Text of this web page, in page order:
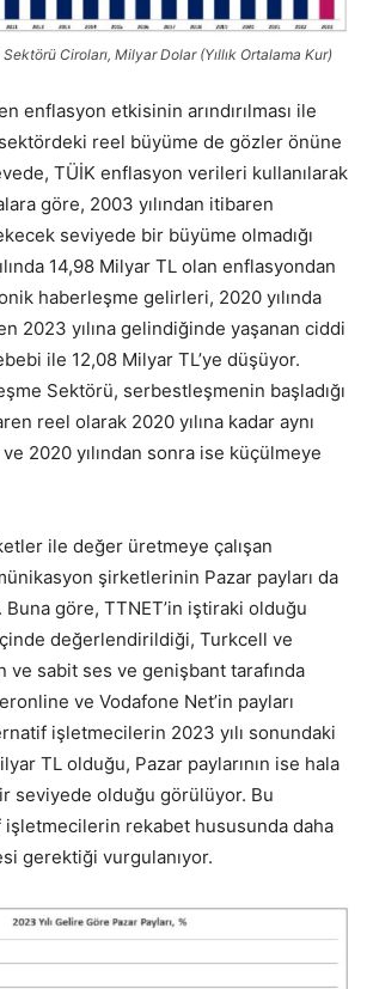
Ciroları, Milyar Dolar (Yıllık Ortalama Kur)
enflasyon etkisinin arındırılması ile
reel büyüme de gözler önüne
TÜİK enflasyon verileri kullanılarak
göre, 2003 yılından itibaren
seviyede bir büyüme olmadığı
14,98 Milyar TL olan enflasyondan
haberleşme gelirleri, 2020 yılında
2023 yılına gelindiğinde yaşanan ciddi
ile 12,08 Milyar TL’ye düşüyor.
Sektörü, serbestleşmenin başladığı
reel olarak 2020 yılına kadar aynı
2020 yılından sonra ise küçülmeye
ile değer üretmeye çalışan
şirketlerinin Pazar payları da
Buna göre, TTNET’in iştiraki olduğu
değerlendirildiği, Turkcell ve
ve sabit ses ve genişbant tarafında
ve Vodafone Net’in payları
işletmecilerin 2023 yılı sonundaki
TL olduğu, Pazar paylarının ise hala
seviyede olduğu görülüyor. Bu
işletmecilerin rekabet hususunda daha
gerektiği vurgulanıyor.